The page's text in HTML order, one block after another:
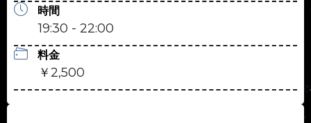
時間
19:30 - 22:00
料金
￥2,500